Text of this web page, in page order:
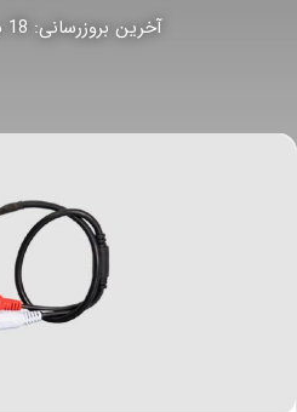
آخرین بروزرسانی: 18 سپتامبر 2023